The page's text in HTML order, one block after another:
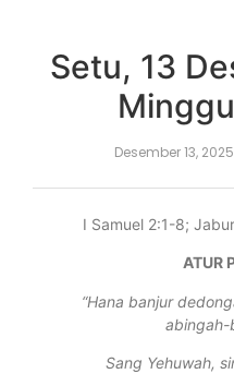
Setu, 13
Desember 13, 2025
I Samuel 2:1-8;
ATUR
“Hana banjur
abingah-
Sang Yehuwah,